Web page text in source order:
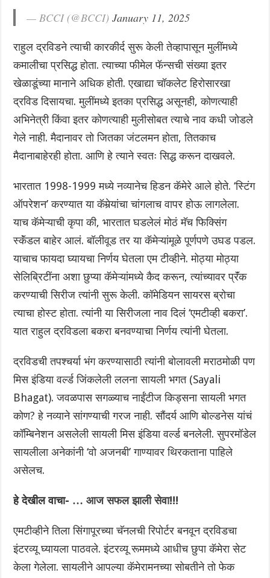
— BCCI (@BCCI)January 11, 2025
राहुल द्रविडने त्याची कारकीर्द सुरू केली तेव्हापासून मुलींमध्ये
कमालीचा प्रसिद्ध होता. त्याच्या फीमेल फॅन्सची संख्या इतर
खेळाडूंच्या मानाने अधिक होती. एखाद्या चॉकलेट हिरोसारखा
द्रविड दिसायचा. मुलींमध्ये इतका प्रसिद्ध असूनही, कोणत्याही
अभिनेत्री किंवा इतर कोणत्याही मुलीसोबत त्याचे नाव कधी जोडले
गेले नाही. मैदानावर तो जितका जंटलमन होता, तितकाच
मैदानाबाहेरही होता. आणि हे त्याने स्वतः सिद्ध करून दाखवले.
भारतात 1998-1999 मध्ये नव्यानेच हिडन कॅमेरे आले होते. ‘स्टिंग
ऑपरेशन’ करण्यात या कॅमेर्‍यांचा चांगलाच वापर होऊ लागलेला.
याच कॅमेऱ्याची कृपा की, भारतात घडलेलं मोठं मॅच फिक्सिंग
स्कॅंडल बाहेर आलं. बॉलीवूड तर या कॅमेऱ्यांमूळे पूर्णपणे उघड पडल.
याचाच फायदा घ्यायचा निर्णय घेतला एम टीव्हीने. मोठ्या मोठ्या
सेलिब्रिटींना अशा छुप्या कॅमेऱ्यांमध्ये कैद करून, त्यांच्यावर प्रॅंक
करण्याची सिरीज त्यांनी सुरू केली. कॉमेडियन सायरस ब्रोचा
त्याचा होस्ट होता. त्यांनी या सिरीजला नाव दिलं ‘एमटीव्ही बकरा’.
यात राहुल द्रविडला बकरा बनवण्याचा निर्णय त्यांनी घेतला.
द्रविडची तपश्चर्या भंग करण्यासाठी त्यांनी बोलावली मराठमोळी पण
मिस इंडिया वर्ल्ड जिंकलेली ललना सायली भगत (Sayali
Bhagat). जवळपास सगळ्याच नाईंटीज किड्सना सायली भगत
कोण? हे नव्याने सांगण्याची गरज नाही. सौंदर्य आणि बोल्डनेस यांचं
कॉम्बिनेशन असलेली सायली मिस इंडिया वर्ल्ड बनलेली. सुपरमॉडेल
सायलीला अनेकांनी ‘वो अजनबी’ गाण्यावर थिरकताना पाहिले
असेलच.
हे देखील वाचा- … आज सफल झाली सेवा!!!
एमटीव्हीने तिला सिंगापूरच्या चॅनलची रिपोर्टर बनवून द्रविडचा
इंटरव्यू घ्यायला पाठवले. इंटरव्यू रूममध्ये आधीच छुपा कॅमेरा सेट
केला गेलेला. सायलीने आपल्या कॅमेरामनच्या सोबतीने तो फेक